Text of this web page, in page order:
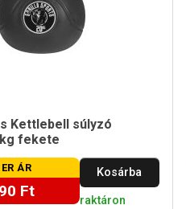
Kettlebell súlyzó
fekete
ÁR
Ft
Kosárba
raktáron